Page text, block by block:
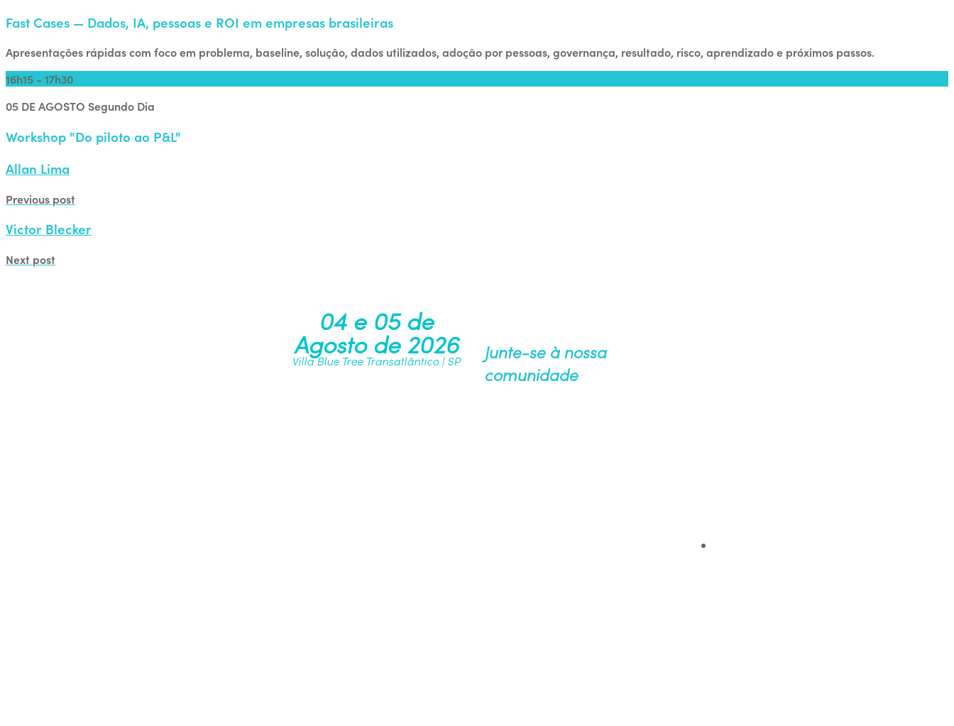
Fast Cases — Dados, IA, pessoas e ROI em empresas brasileiras
Apresentações rápidas com foco em problema, baseline, solução, dados utilizados, adoção por pessoas, governança, resultado, risco, aprendizado e próximos passos.
16h15 - 17h30
05 DE AGOSTO Segundo Dia
Workshop "Do piloto ao P&L"
Allan Lima
Previous post
Victor Blecker
Next post
04 e 05 de
Agosto de 2026
Villa Blue Tree Transatlântico | SP
Junte-se à nossa
comunidade